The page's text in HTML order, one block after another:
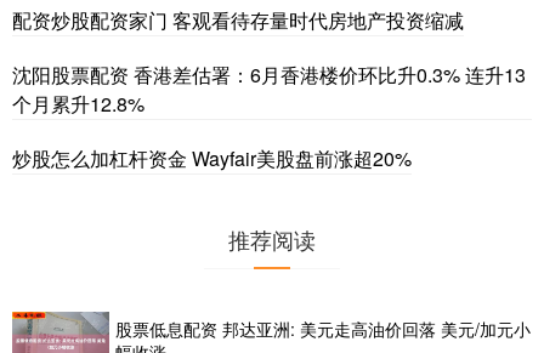
配资炒股配资家门 客观看待存量时代房地产投资缩减
沈阳股票配资 香港差估署：6月香港楼价环比升0.3% 连升13
个月累升12.8%
炒股怎么加杠杆资金 Wayfair美股盘前涨超20%
推荐阅读
股票低息配资 邦达亚洲: 美元走高油价回落 美元/加元小